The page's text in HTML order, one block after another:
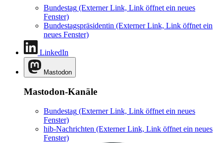
Bundestag (Externer Link, Link öffnet ein neues
Fenster)
Bundestagspräsidentin (Externer Link, Link öffnet ein
neues Fenster)
LinkedIn
Mastodon
Mastodon-Kanäle
Bundestag (Externer Link, Link öffnet ein neues
Fenster)
hib-Nachrichten (Externer Link, Link öffnet ein neues
Fenster)